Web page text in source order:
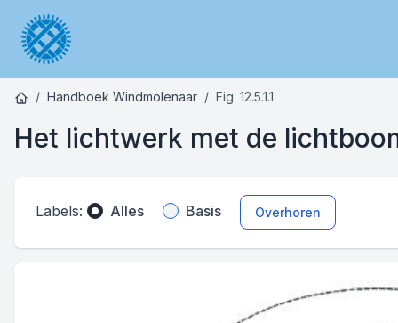
Handboek Windmolenaar Fig. 12.5.1.1
Het lichtwerk met de
Labels: Alles Basis Overhoren